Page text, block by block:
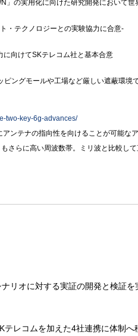
」の実用化に向けた研究開発において世
・テクノロジーとの実験協力に合意-
向けてSKテレコム社と基本合意
ングモールや工場など厳しい遮蔽環境
two-key-6g-advances/
ンテナの指向性を向けることが可能な
さらに高い周波数帯。ミリ波と比較し
リオに対する実証の開発と検証
レコムを加えた4社連携に体制へ